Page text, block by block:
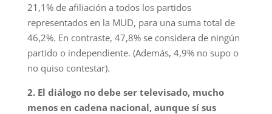
21,1% de afiliación a todos los partidos
representados en la MUD, para una suma total de
46,2%. En contraste, 47,8% se considera de ningún
partido o independiente. (Además, 4,9% no supo o
no quiso contestar).
2. El diálogo no debe ser televisado, mucho
menos en cadena nacional, aunque sí sus